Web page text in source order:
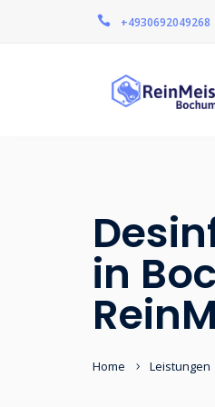
+4930692049268
in
Home Leistungen